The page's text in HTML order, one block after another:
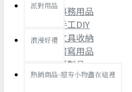
置物架/收納櫃
銅板精選
派對用品
浪漫好禮
熱銷商品-超夯小物盡在這裡
事務用品
手工DIY
文具收納
書寫用品
紙製品
禮品